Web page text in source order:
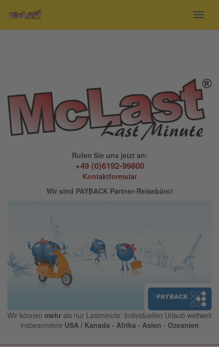
Rufen Sie uns jetzt an:
+49 (0)6192-99800
Kontaktformular
Wir sind PAYBACK Partner-Reisebüro!
Wir können mehr als nur Lastminute: Individuellen Urlaub weltweit
insbesondere USA / Kanada - Afrika - Asien - Ozeanien